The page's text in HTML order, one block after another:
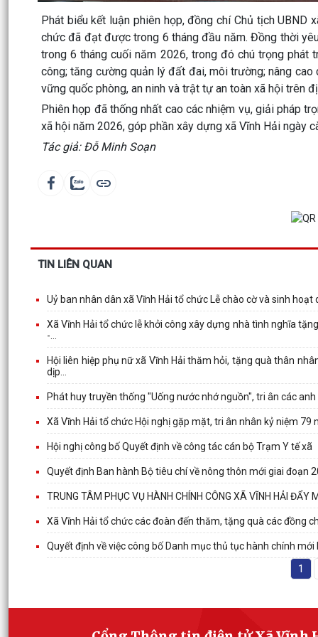
Phát biểu kết luận phiên họp, đồng chí Chủ tịch UBND
chức đã đạt được trong 6 tháng đầu năm. Đồng thời
trong 6 tháng cuối năm 2026, trong đó chú trọng phát
công; tăng cường quản lý đất đai, môi trường; nâng
vững quốc phòng, an ninh và trật tự an toàn xã hội trên
Phiên họp đã thống nhất cao các nhiệm vụ, giải pháp
xã hội năm 2026, góp phần xây dựng xã Vĩnh Hải ngày
Tác giả: Đỗ Minh Soạn
TIN LIÊN QUAN
Uỷ ban nhân dân xã Vĩnh Hải tổ chức Lễ chào cờ và sinh
Xã Vĩnh Hải tổ chức lễ khởi công xây dựng nhà tình nghĩa
-...
Hội liên hiệp phụ nữ xã Vĩnh Hải thăm hỏi, tặng quà thân
dịp...
Phát huy truyền thống "Uống nước nhớ nguồn", tri ân các
Xã Vĩnh Hải tổ chức Hội nghị gặp mặt, tri ân nhân kỷ niệm
Hội nghị công bố Quyết định về công tác cán bộ Trạm Y tế xã
Quyết định Ban hành Bộ tiêu chí về nông thôn mới giai đoạn
TRUNG TÂM PHỤC VỤ HÀNH CHÍNH CÔNG XÃ VĨNH HẢI ĐẨY
Xã Vĩnh Hải tổ chức các đoàn đến thăm, tặng quà các đồng
Quyết định về việc công bố Danh mục thủ tục hành chính
1